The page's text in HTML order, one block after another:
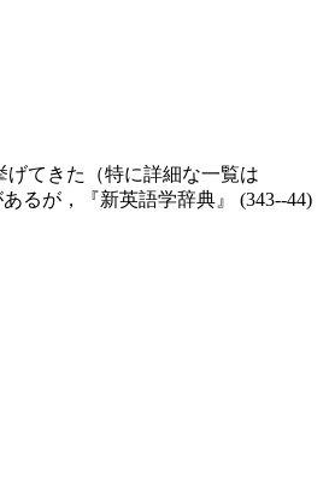
てきた（特に詳細な一覧は
るが，『新英語学辞典』 (343--44)